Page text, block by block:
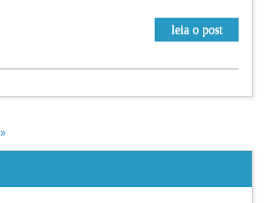
leia o post
»